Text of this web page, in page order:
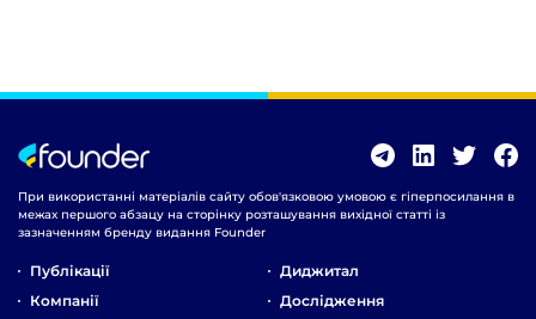
При використанні матеріалів сайту обов'язковою умовою є гіперпосилання в
межах першого абзацу на сторінку розташування вихідної статті із
зазначенням бренду видання Founder
Публікації
Компанії
Диджитал
Дослідження